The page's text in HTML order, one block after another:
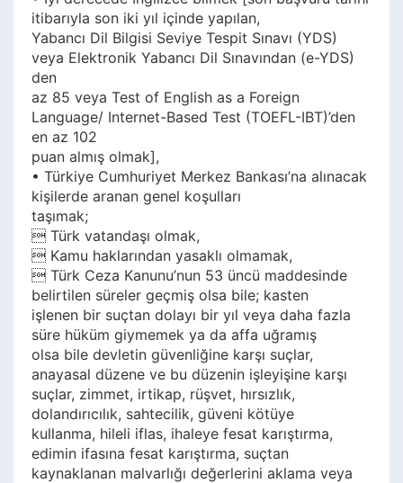
itibarıyla son iki yıl içinde yapılan,
Yabancı Dil Bilgisi Seviye Tespit Sınavı (YDS)
veya Elektronik Yabancı Dil Sınavından (e-YDS)
den
az 85 veya Test of English as a Foreign
Language/ Internet-Based Test (TOEFL-IBT)’den
en az 102
puan almış olmak],
• Türkiye Cumhuriyet Merkez Bankası’na alınacak
kişilerde aranan genel koşulları
taşımak;
 Türk vatandaşı olmak,
 Kamu haklarından yasaklı olmamak,
 Türk Ceza Kanunu’nun 53 üncü maddesinde
belirtilen süreler geçmiş olsa bile; kasten
işlenen bir suçtan dolayı bir yıl veya daha fazla
süre hüküm giymemek ya da affa uğramış
olsa bile devletin güvenliğine karşı suçlar,
anayasal düzene ve bu düzenin işleyişine karşı
suçlar, zimmet, irtikap, rüşvet, hırsızlık,
dolandırıcılık, sahtecilik, güveni kötüye
kullanma, hileli iflas, ihaleye fesat karıştırma,
edimin ifasına fesat karıştırma, suçtan
kaynaklanan malvarlığı değerlerini aklama veya